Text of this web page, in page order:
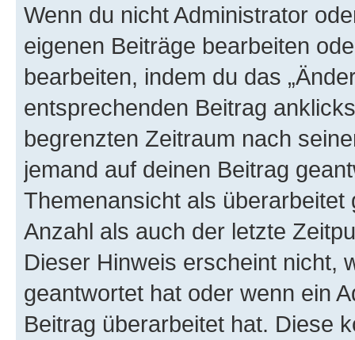
Wenn du nicht Administrator
eigenen Beiträge bearbeiten
bearbeiten, indem du das
entsprechenden Beitrag
begrenzten Zeitraum nach
jemand auf deinen Beitrag
Themenansicht als
Anzahl als auch der letzte
Dieser Hinweis erscheint nicht,
geantwortet hat oder wenn ein
Beitrag überarbeitet hat. Diese